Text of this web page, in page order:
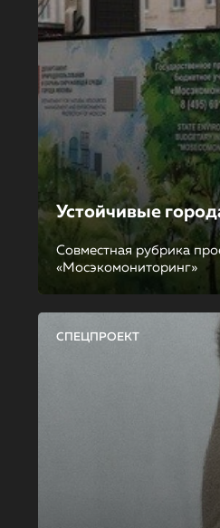
Устойчивые
Совместная рубрика
«Мосэкомониторинг»
СПЕЦПРОЕКТ